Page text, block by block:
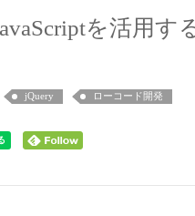
を活用
jQuery ローコード開発